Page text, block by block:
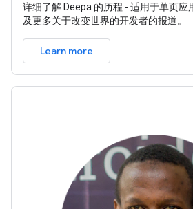
详细了解 Deepa 的历程 - 适用于单页应
及更多关于改变世界的开发者的报道。
Learn more